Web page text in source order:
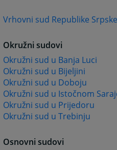
Vrhovni sud Republike Srpske
Okružni sudovi
Okružni sud u Banja Luci
Okružni sud u Bijeljini
Okružni sud u Doboju
Okružni sud u Istočnom
Okružni sud u Prijedoru
Okružni sud u Trebinju
Osnovni sudovi